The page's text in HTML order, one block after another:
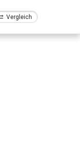
Vergleich